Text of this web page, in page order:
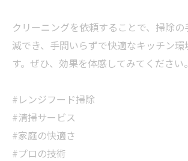
クリーニングを依頼することで、掃除
減でき、手間いらずで快適なキッチン環
す。ぜひ、効果を体感してみてください。
#レンジフード掃除
#清掃サービス
#家庭の快適さ
#プロの技術